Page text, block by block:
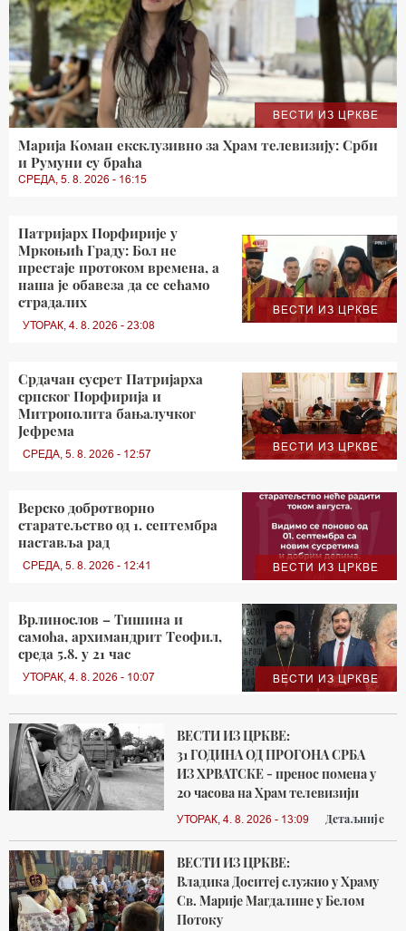
ВЕСТИ ИЗ ЦРКВЕ
Марија Коман ексклузивно за Храм телевизију: Срби
и Румуни су браћа
СРЕДА, 5. 8. 2026 - 16:15
ВЕСТИ ИЗ ЦРКВЕ
Патријарх Порфирије у
Мркоњић Граду: Бол не
престаје протоком времена, а
наша је обавеза да се сећамо
страдалих
УТОРАК, 4. 8. 2026 - 23:08
ВЕСТИ ИЗ ЦРКВЕ
Срдачан сусрет Патријарха
српског Порфирија и
Митрополита бањалучког
Јефрема
СРЕДА, 5. 8. 2026 - 12:57
ВЕСТИ ИЗ ЦРКВЕ
Верско добротворно
старатељство од 1. септембра
наставља рад
СРЕДА, 5. 8. 2026 - 12:41
ВЕСТИ ИЗ ЦРКВЕ
Врлинослов – Тишина и
самоћа, архимандрит Теофил,
среда 5.8. у 21 час
УТОРАК, 4. 8. 2026 - 10:07
ВЕСТИ ИЗ ЦРКВЕ:
31 ГОДИНА ОД ПРОГОНА СРБА
ИЗ ХРВАТСКЕ - пренос помена у
20 часова на Храм телевизији
УТОРАК, 4. 8. 2026 - 13:09 Детаљније
ВЕСТИ ИЗ ЦРКВЕ:
Владика Доситеј служио у Храму
Св. Марије Магдалине у Белом
Потоку